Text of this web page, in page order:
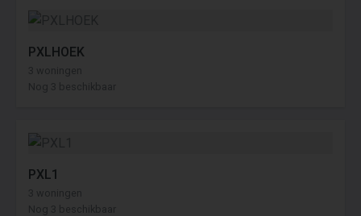
PXLHOEK
3 woningen
Nog 3 beschikbaar
PXL1
3 woningen
Nog 3 beschikbaar